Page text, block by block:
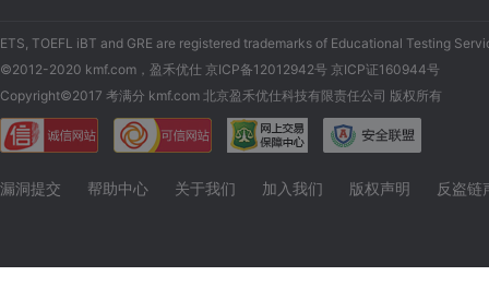
ETS, TOEFL iBT and GRE are registered trademarks of Educational Testing
©2012-2020 kmf.com，盈禾优仕 京ICP备12012942号 京ICP证160944号
Copyright©2017 考满分 kmf.com 北京盈禾优仕科技有限责任公司 版权所有
漏洞提交 帮助中心 关于我们 加入我们 版权声明 反盗链